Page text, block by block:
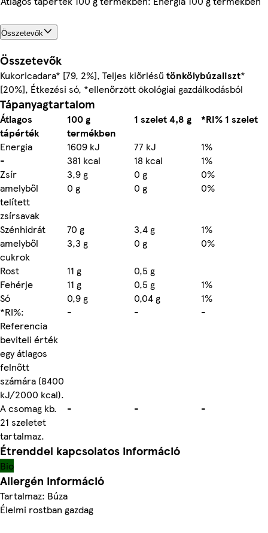
Összetevők
Összetevők
Kukoricadara* [79, 2%], Teljes kiőrlésű tönkölybúzaliszt*
[20%], Étkezési só, *ellenőrzött ökológiai gazdálkodásból
Tápanyagtartalom
Átlagos
tápérték
100 g
termékben
1 szelet 4,8 g
*RI% 1 szelet
Energia
1609 kJ 77 kJ
1%
-
381 kcal 18 kcal
1%
Zsír
3,9 g 0 g
0%
amelyből
telített
zsírsavak
0 g 0 g 0%
Szénhidrát 70 g 3,4 g
1%
amelyből
cukrok
3,3 g 0 g
0%
Rost
11 g
0,5 g
Fehérje
11 g 0,5 g
1%
Só
0,9 g 0,04 g
1%
*RI%:
Referencia
beviteli érték
egy átlagos
felnőtt
számára (8400
kJ/2000 kcal).
- - -
A csomag kb.
21 szeletet
tartalmaz.
- - -
Étrenddel kapcsolatos információ
Bio
Allergén információ
Tartalmaz: Búza
Élelmi rostban gazdag